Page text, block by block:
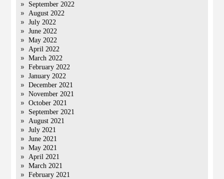
September 2022
August 2022
July 2022
June 2022
May 2022
April 2022
March 2022
February 2022
January 2022
December 2021
November 2021
October 2021
September 2021
August 2021
July 2021
June 2021
May 2021
April 2021
March 2021
February 2021